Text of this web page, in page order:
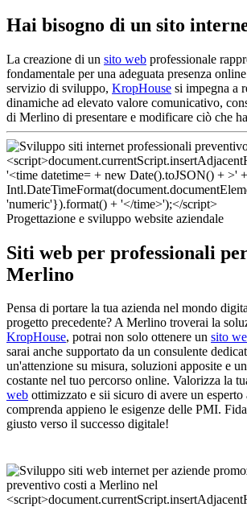
Hai bisogno di un sito
La creazione di un sito web professionale
fondamentale per una adeguata presenza
servizio di sviluppo, KropHouse si impegna a
dinamiche ad elevato valore comunicativo,
di Merlino di presentare e modificare ciò che
Progettazione e sviluppo website aziendale
Siti web per professionali
Merlino
Pensa di portare la tua azienda nel mondo
progetto precedente? A Merlino troverai la
KropHouse, potrai non solo ottenere un sito
sarai anche supportato da un consulente
un'attenzione su misura, soluzioni apposite e
costante nel tuo percorso online. Valorizza la
web ottimizzato e sii sicuro di avere un
comprenda appieno le esigenze delle PMI.
giusto verso il successo digitale!